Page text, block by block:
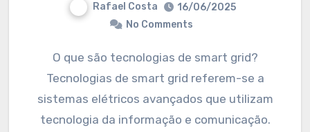
Rafael Costa
16/06/2025
No Comments
O que são tecnologias de smart grid?
Tecnologias de smart grid referem-se a
sistemas elétricos avançados que utilizam
tecnologia da informação e comunicação.